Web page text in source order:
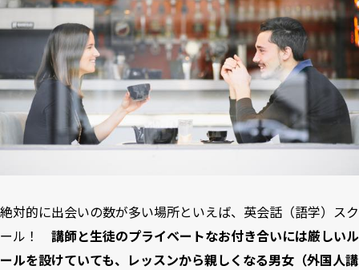
絶対的に出会いの数が多い場所といえば、英会話（語学）スク
ール！ 講師と生徒のプライベートなお付き合いには厳しいル
ールを設けていても、レッスンから親しくなる男女（外国人講